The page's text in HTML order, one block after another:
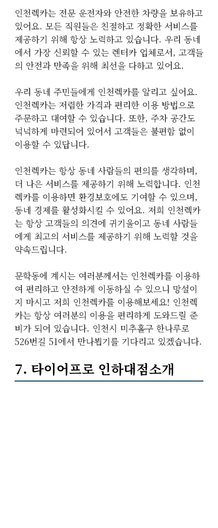
인천렉카는 전문 운전자와 안전한 차량을 보유하고
있어요. 모든 직원들은 친절하고 정확한 서비스를
제공하기 위해 항상 노력하고 있습니다. 우리 동네
에서 가장 신뢰할 수 있는 렌터카 업체로서, 고객들
의 안전과 만족을 위해 최선을 다하고 있어요.
우리 동네 주민들에게 인천렉카를 알리고 싶어요.
인천렉카는 저렴한 가격과 편리한 이용 방법으로
주문하고 대여할 수 있습니다. 또한, 주차 공간도
넉넉하게 마련되어 있어서 고객들은 불편함 없이
이용할 수 있답니다.
인천렉카는 항상 동네 사람들의 편의를 생각하며,
더 나은 서비스를 제공하기 위해 노력합니다. 인천
렉카를 이용하면 환경보호에도 기여할 수 있으며,
동네 경제를 활성화시킬 수 있어요. 저희 인천렉카
는 항상 고객들의 의견에 귀기울이고 동네 사람들
에게 최고의 서비스를 제공하기 위해 노력할 것을
약속드립니다.
문학동에 계시는 여러분께서는 인천렉카를 이용하
여 편리하고 안전하게 이동하실 수 있으니 망설이
지 마시고 저희 인천렉카를 이용해보세요! 인천렉
카는 항상 여러분의 이용을 편리하게 도와드릴 준
비가 되어 있습니다. 인천시 미추홀구 한나루로
526번길 51에서 만나뵙기를 기다리고 있겠습니다.
7. 타이어프로 인하대점소개